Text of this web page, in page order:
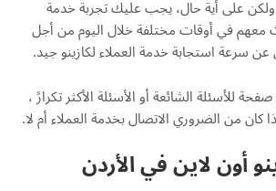
على أية حال، يجب عليك تجربة خدمة
معهم في أوقات مختلفة خلال اليوم من أجل
سرعة استجابة خدمة العملاء لكازينو جيد.
للأسئلة الشائعة أو الأسئلة الأكثر تكرارً ،
كان من الضروري الاتصال بخدمة العملاء أم لا.
أون لاين في الأردن